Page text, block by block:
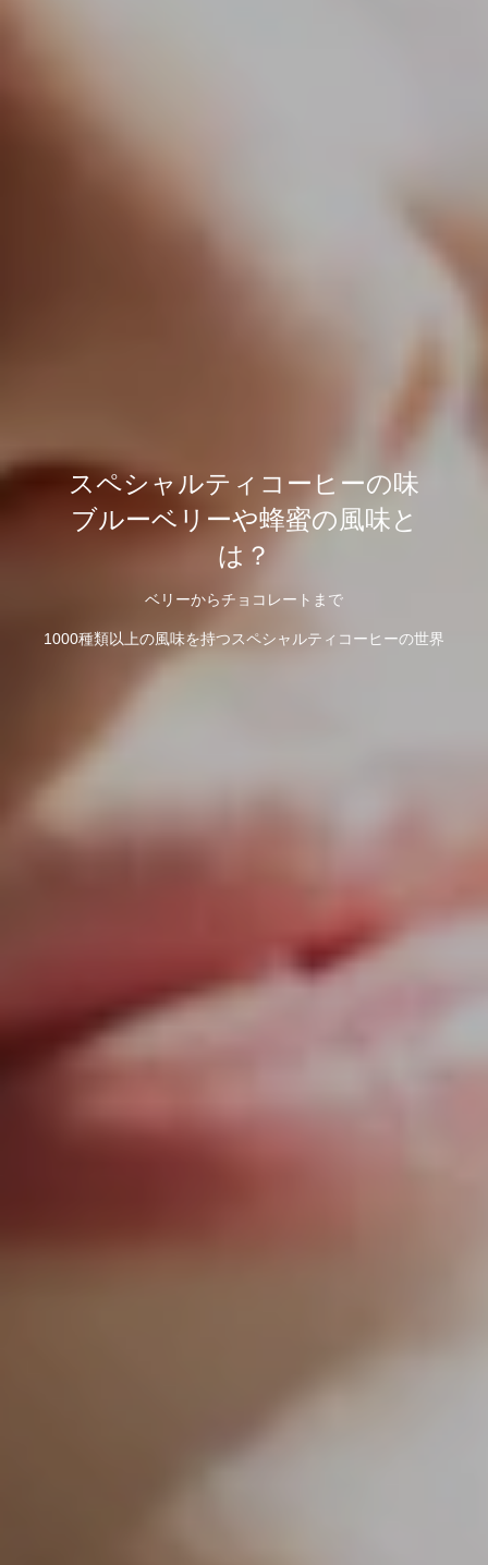
スペシャルティコーヒーの味
ブルーベリーや蜂蜜の風味と
は？
ベリーからチョコレートまで
1000種類以上の風味を持つスペシャルティコーヒーの世界